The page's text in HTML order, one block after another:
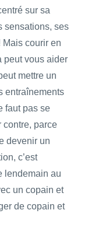
sur sa
sensations, ses
Mais courir en
peut vous aider
mettre un
entraînements
faut pas se
contre, parce
devenir un
c’est
lendemain au
un copain et
de copain et